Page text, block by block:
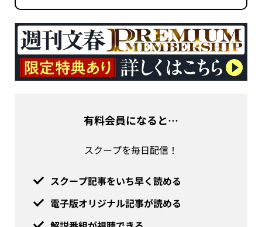
有料会員になると…
スクープを毎日配信！
スクープ記事をいち早く読める
電子版オリジナル記事が読める